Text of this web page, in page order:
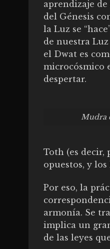
aprendizaje
del Génesis
la Luz se
de nuestra
el Dwat es
microcósmico
despertar.
Mudra
Toth (es decir,
opuestos, y
Por eso, la
armonía. Se
implica un
de las leyes